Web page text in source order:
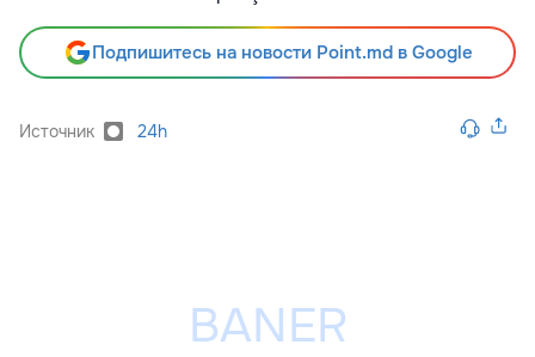
Подпишитесь на новости Point.md в Google
Источник 24h